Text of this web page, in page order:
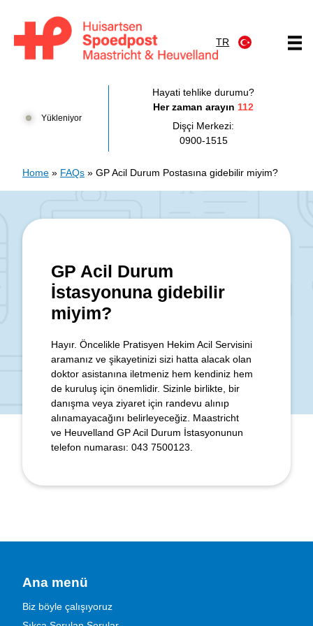
TR
Yükleniyor
Hayati tehlike durumu?
Her zaman arayın 112
Dişçi Merkezi:
0900-1515
Home » FAQs » GP Acil Durum Postasına gidebilir miyim?
GP Acil Durum
İstasyonuna gidebilir
miyim?
Hayır. Öncelikle Pratisyen Hekim Acil Servisini
aramanız ve şikayetinizi sizi hatta alacak olan
doktor asistanına iletmeniz hem kendiniz hem
de kuruluş için önemlidir. Sizinle birlikte, bir
danışma veya ziyaret için randevu alınıp
alınamayacağını belirleyeceğiz. Maastricht
ve Heuvelland GP Acil Durum İstasyonunun
telefon numarası: 043 7500123
Ana menü
Biz böyle çalışıyoruz